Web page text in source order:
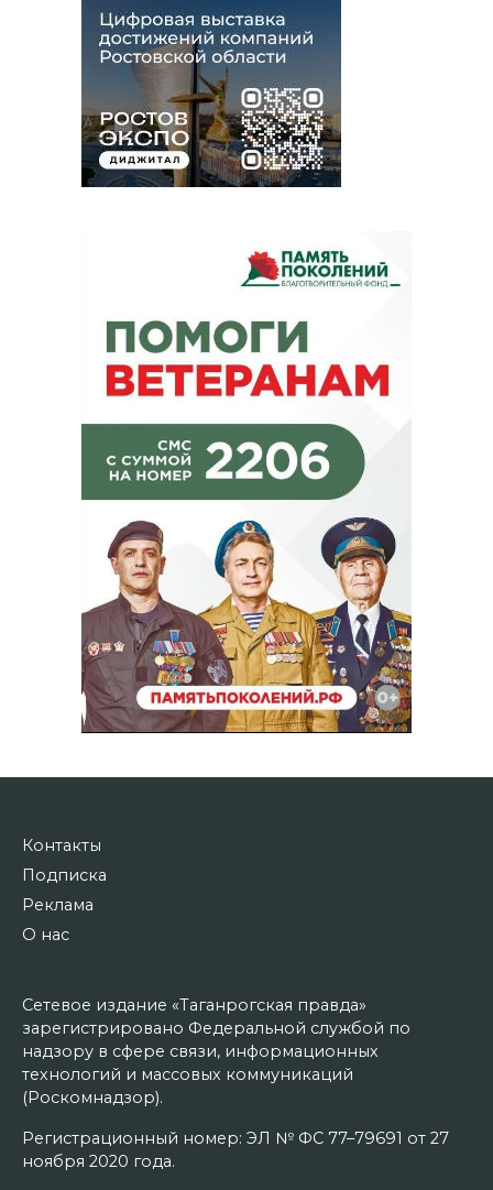
Контакты
Подписка
Реклама
О нас
Сетевое издание «Таганрогская правда»
зарегистрировано Федеральной службой по
надзору в сфере связи, информационных
технологий и массовых коммуникаций
(Роскомнадзор).
Регистрационный номер: ЭЛ № ФС 77–79691 от 27
ноября 2020 года.